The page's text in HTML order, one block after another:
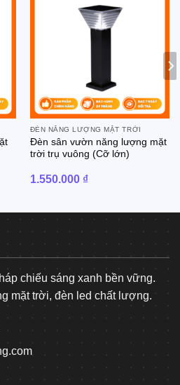
ĐÈN NĂNG LƯỢNG MẶT TRỜI
Đèn sân vườn năng lượng mặt
trời trụ vuông (Cỡ lớn)
1.550.000 ₫
chiếu sáng xanh bền vững.
mặt trời, đèn led chất lượng.